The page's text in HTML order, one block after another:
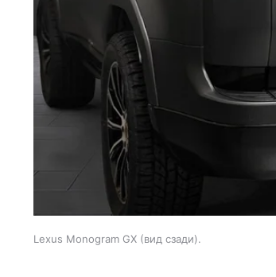
Lexus Monogram GX (вид сзади).